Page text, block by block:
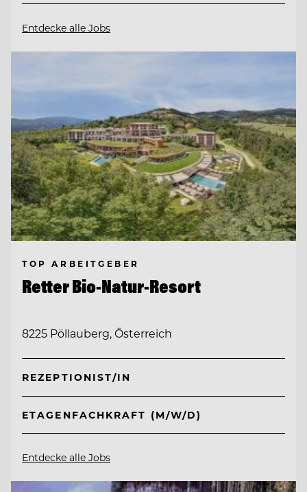
Entdecke alle Jobs
TOP ARBEITGEBER
Retter Bio-Natur-Resort
8225 Pöllauberg, Österreich
REZEPTIONIST/IN
ETAGENFACHKRAFT (M/W/D)
Entdecke alle Jobs